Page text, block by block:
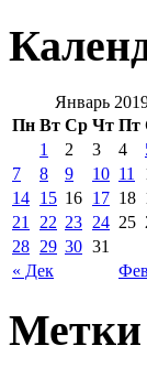
Январь
Пн Вт Ср Чт Пт
« Дек
1 2 3 4
7
8 9 10 11
14 15 16 17 18
21
22 23 24 25
28 29 30 31
Метки